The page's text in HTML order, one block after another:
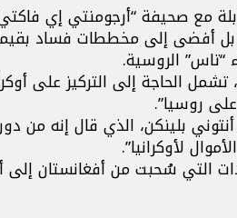
مع صحيفة “أرجومنتي إي
أفضى إلى مخططات فساد بقيمة
“تاس” الروسية.
الحاجة إلى التركيز على
روسيا”.
أنتوني بلينكن، الذي قال إنه
لأوكرانيا”.
التي سُحبت من أفغانستان إلى